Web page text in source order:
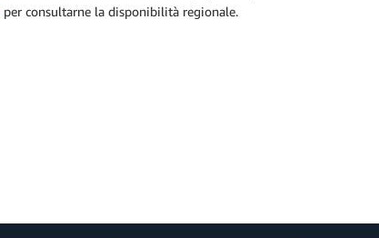
per consultarne la disponibilità regionale.